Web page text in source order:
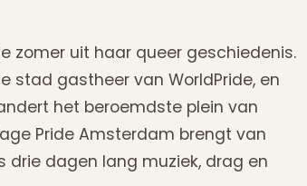
zomer uit haar queer geschiedenis.
stad gastheer van WorldPride, en
het beroemdste plein van
Pride Amsterdam brengt van
drie dagen lang muziek, drag en